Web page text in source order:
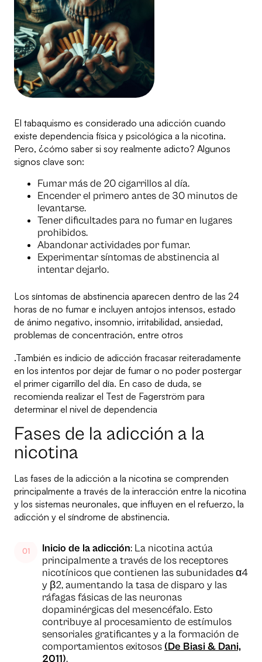
El tabaquismo es considerado una adicción cuando
existe dependencia física y psicológica a la nicotina.
Pero, ¿cómo saber si soy realmente adicto? Algunos
signos clave son:
Fumar más de 20 cigarrillos al día.
Encender el primero antes de 30 minutos de
levantarse.
Tener dificultades para no fumar en lugares
prohibidos.
Abandonar actividades por fumar.
Experimentar síntomas de abstinencia al
intentar dejarlo.
Los síntomas de abstinencia aparecen dentro de las 24
horas de no fumar e incluyen antojos intensos, estado
de ánimo negativo, insomnio, irritabilidad, ansiedad,
problemas de concentración, entre otros
.También es indicio de adicción fracasar reiteradamente
en los intentos por dejar de fumar o no poder postergar
el primer cigarrillo del día. En caso de duda, se
recomienda realizar el Test de Fagerström para
determinar el nivel de dependencia
Fases de la adicción a la
nicotina
Las fases de la adicción a la nicotina se comprenden
principalmente a través de la interacción entre la nicotina
y los sistemas neuronales, que influyen en el refuerzo, la
adicción y el síndrome de abstinencia.
Inicio de la adicción: La nicotina actúa
principalmente a través de los receptores
nicotínicos que contienen las subunidades α4
y β2, aumentando la tasa de disparo y las
ráfagas fásicas de las neuronas
dopaminérgicas del mesencéfalo. Esto
contribuye al procesamiento de estímulos
sensoriales gratificantes y a la formación de
comportamientos exitosos (De Biasi & Dani,
2011).